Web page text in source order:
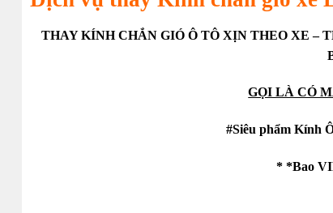
THAY KÍNH CHẮN GIÓ Ô TÔ XỊN THEO XE –
GỌI LÀ CÓ
#Siêu phẩm Kính
* *Bao